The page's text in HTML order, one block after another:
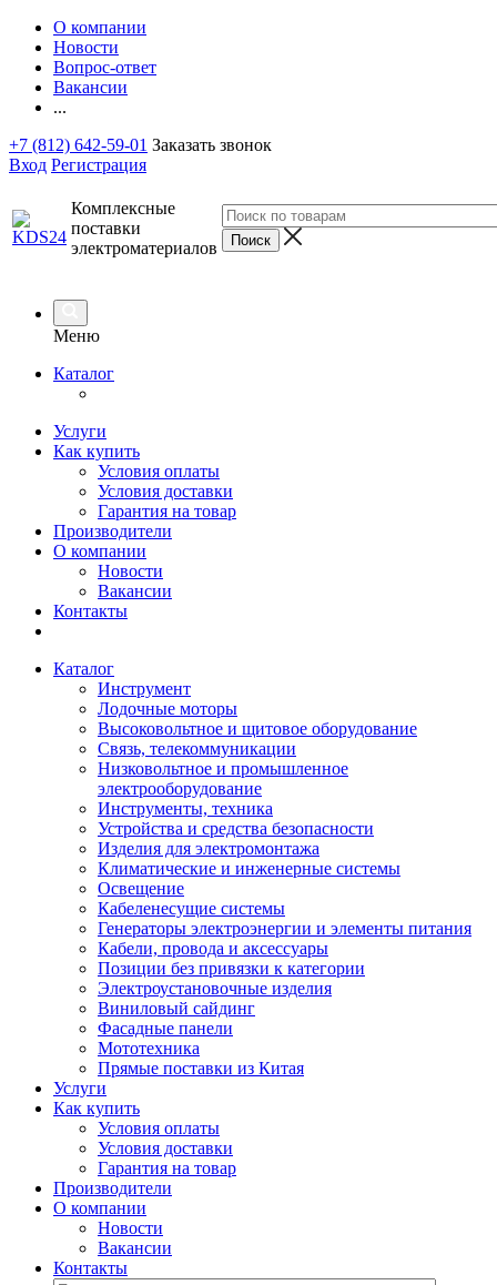
О компании
Новости
Вопрос-ответ
Вакансии
...
+7 (812) 642-59-01 Заказать звонок
Вход Регистрация
Комплексные
поставки
электроматериалов
Меню
Каталог
Услуги
Как купить
Условия оплаты
Условия доставки
Гарантия на товар
Производители
О компании
Новости
Вакансии
Контакты
Каталог
Инструмент
Лодочные моторы
Высоковольтное и щитовое оборудование
Связь, телекоммуникации
Низковольтное и промышленное
электрооборудование
Инструменты, техника
Устройства и средства безопасности
Изделия для электромонтажа
Климатические и инженерные системы
Освещение
Кабеленесущие системы
Генераторы электроэнергии и элементы питания
Кабели, провода и аксессуары
Позиции без привязки к категории
Электроустановочные изделия
Виниловый сайдинг
Фасадные панели
Мототехника
Прямые поставки из Китая
Услуги
Как купить
Условия оплаты
Условия доставки
Гарантия на товар
Производители
О компании
Новости
Вакансии
Контакты